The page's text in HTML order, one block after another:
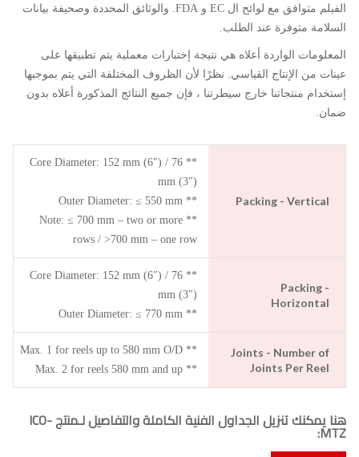
الفيلم متوافق مع لوائح ال EC و FDA. والوثائق المحددة وصحيفة بيانات
السلامة متوفرة عند الطلب.
المعلومات الواردة أعلاه هي نتيجة إختبارات معملية يتم تطبيقها على
عينات من الإنتاج القياسي. نظرًا لأن الظروف المختلفة التي يتم بموجبها
إستخدام منتجاتنا خارج سيطرتنا ، فإن جميع النتائج المذكورة أعلاه بدون
ضمان.
Packing - Vertical
** Core Diameter: 152 mm (6″) / 76
mm (3″)
** Outer Diameter: ≤ 550 mm
** Note: ≤ 700 mm – two or more
rows / >700 mm – one row
Packing -
Horizontal
** Core Diameter: 152 mm (6″) / 76
mm (3″)
** Outer Diameter: ≤ 770 mm
Joints - Number of
Joints Per Reel
** Max. 1 for reels up to 580 mm O/D
** Max. 2 for reels 580 mm and up
هنا يمكنك تنزيل الجداول الفنية الكاملة والتفاصيل لـمنتج ICO-
MTZ: